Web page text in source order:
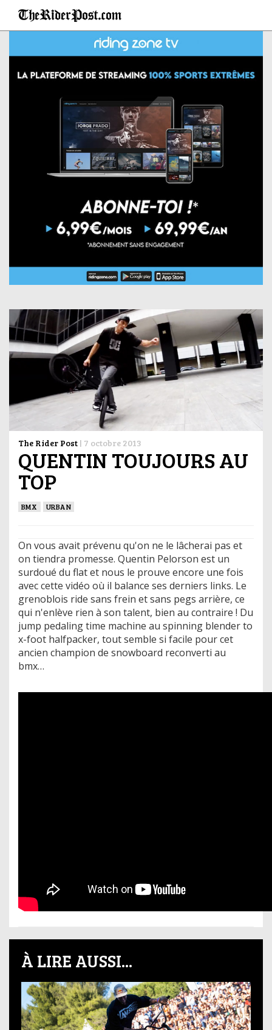
The Rider Post | 7 octobre 2013
QUENTIN TOUJOURS AU
TOP
BMX URBAN
On vous avait prévenu qu'on ne le lâcherai pas et
on tiendra promesse. Quentin Pelorson est un
surdoué du flat et nous le prouve encore une fois
avec cette vidéo où il balance ses derniers links. Le
grenoblois ride sans frein et sans pegs arrière, ce
qui n'enlève rien à son talent, bien au contraire ! Du
jump pedaling time machine au spinning blender to
x-foot halfpacker, tout semble si facile pour cet
ancien champion de snowboard reconverti au
bmx…
À LIRE AUSSI...